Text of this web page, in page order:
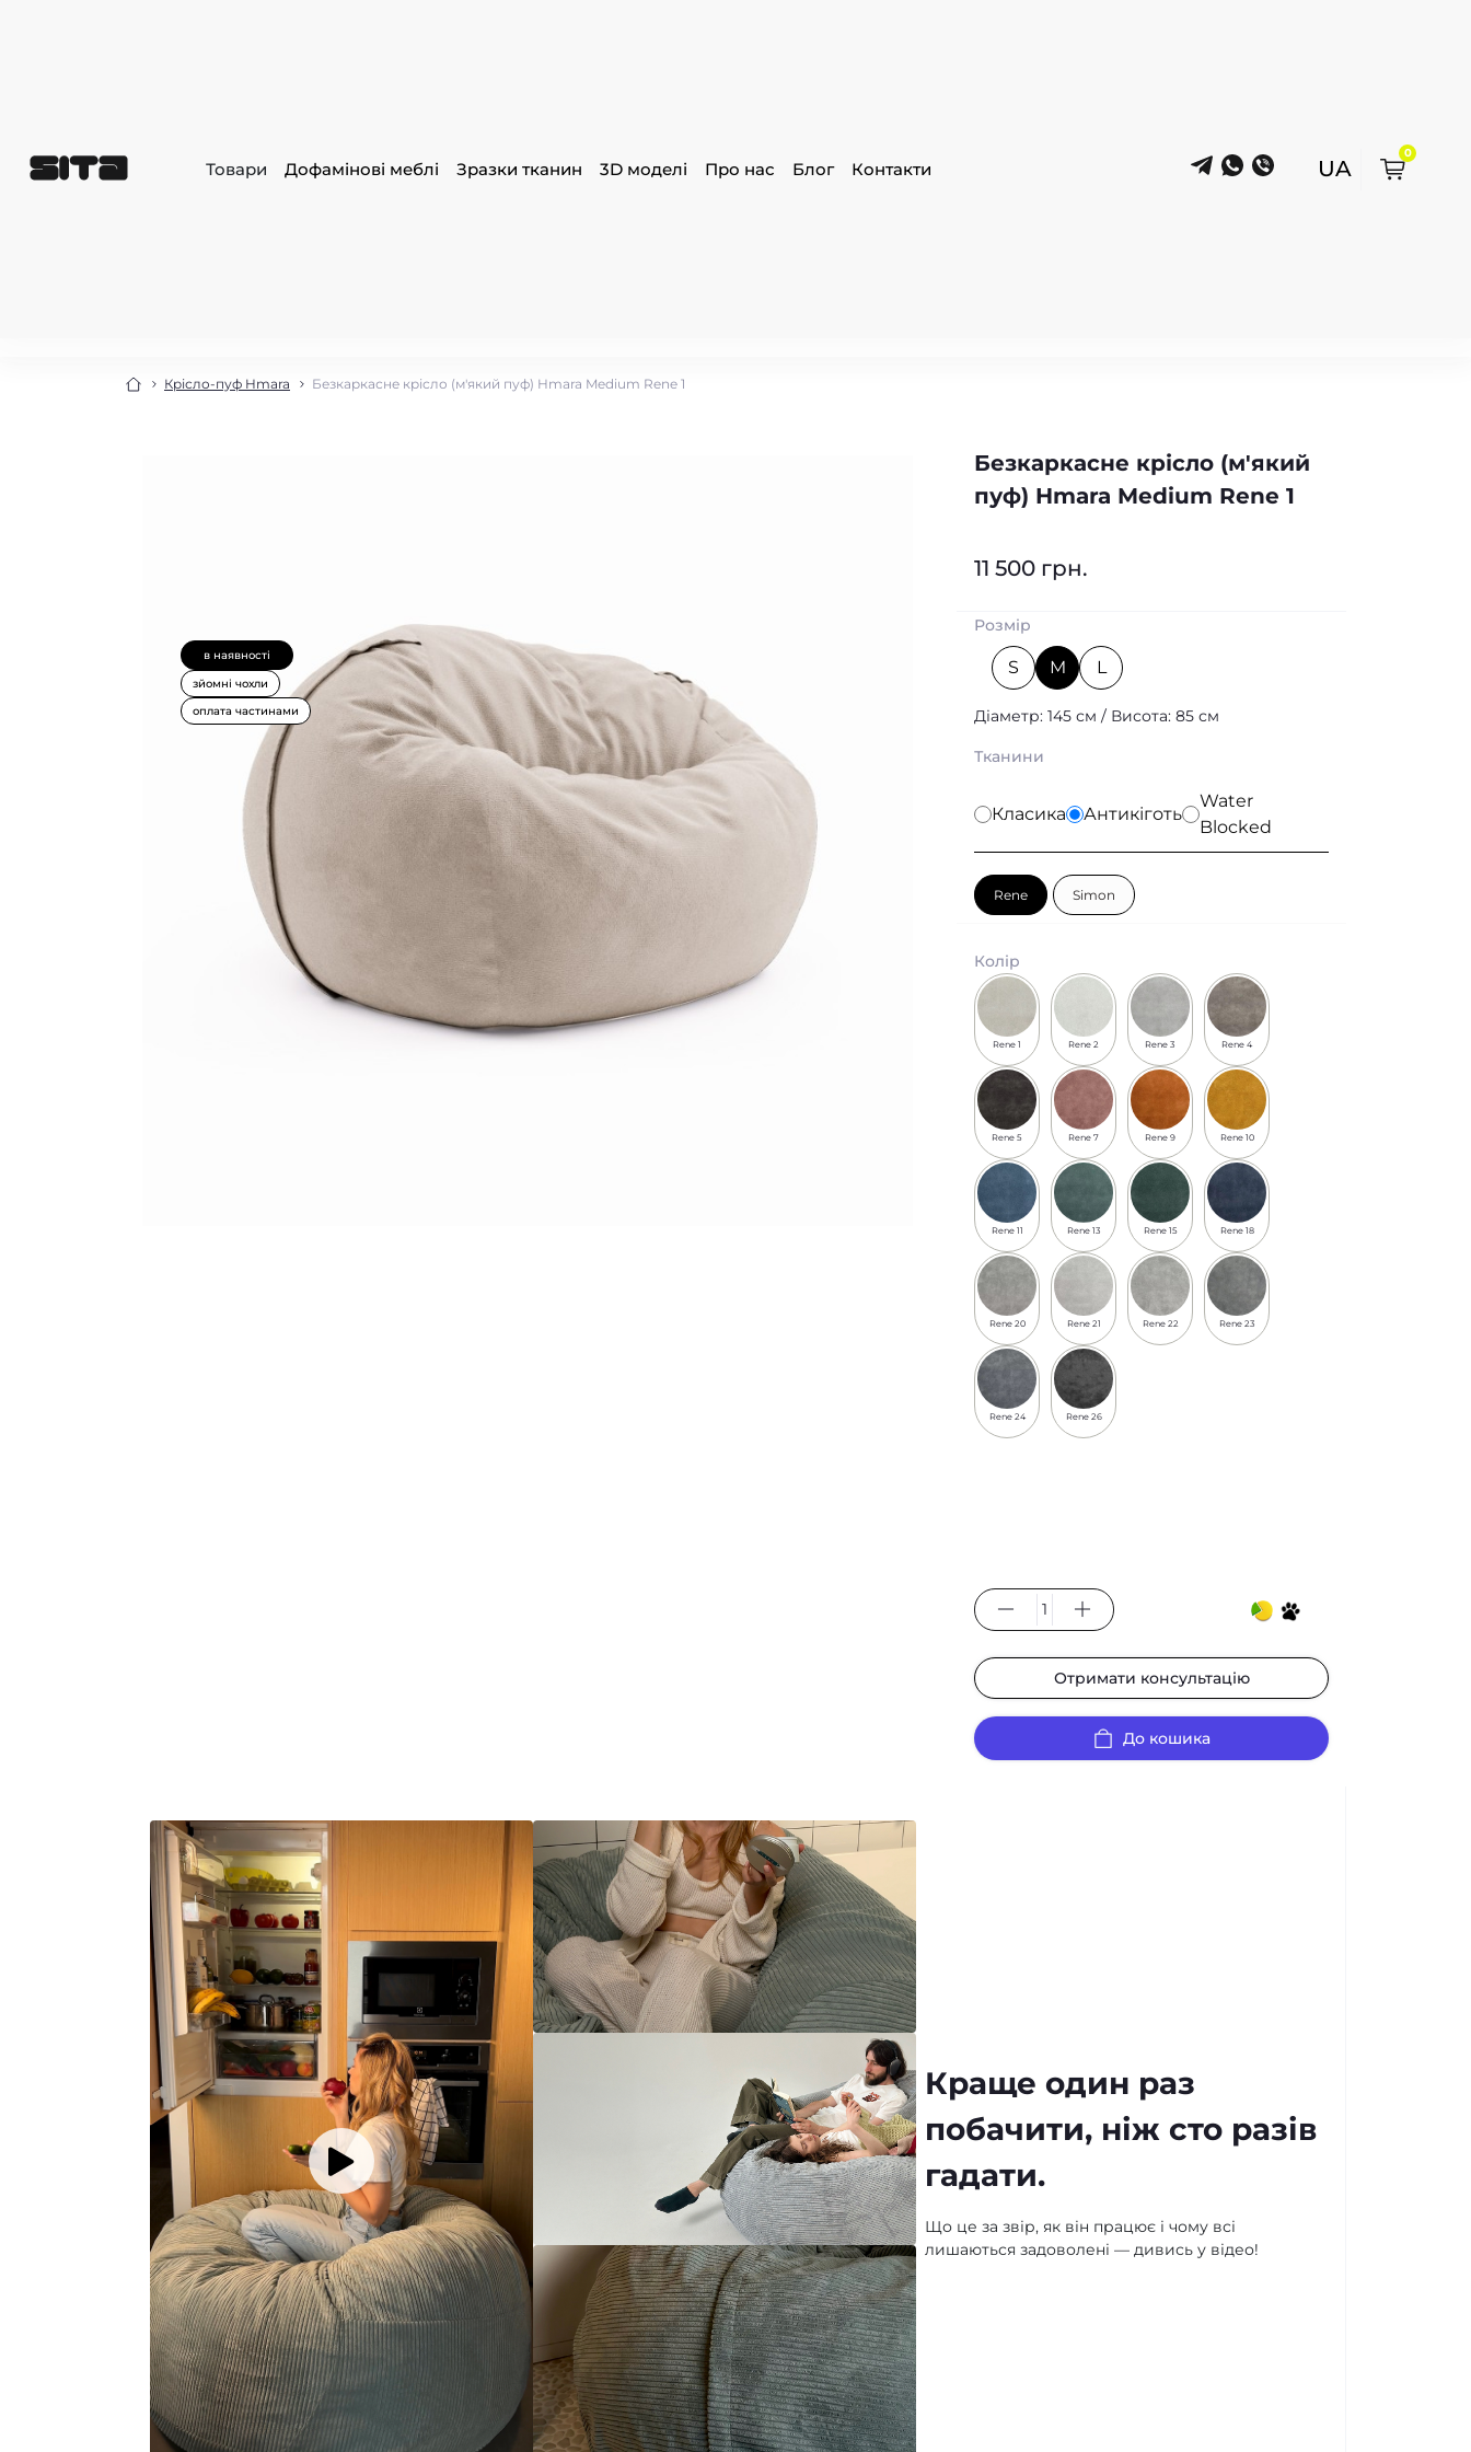
Товари Дофамінові меблі Зразки тканин 3D моделі Про нас Блог Контакти
0
Крісло-пуф Hmara Безкаркасне крісло (м'який пуф) Hmara Medium Rene 1
в наявності
зйомні чохли
оплата частинами
Безкаркасне крісло (м'який
пуф) Hmara Medium Rene 1
11 500 грн.
Розмір
S M L
Діаметр: 145 см / Висота: 85 см
Тканини
Класика Антикіготь
Water
Blocked
Rene Simon
Колір
Rene 1 Rene 2 Rene 3 Rene 4
Rene 5 Rene 7 Rene 9 Rene 10
Rene 11 Rene 13 Rene 15 Rene 18
Rene 20 Rene 21 Rene 22 Rene 23
Rene 24 Rene 26
Отримати консультацію
До кошика
Краще один раз
побачити, ніж сто разів
гадати.
Що це за звір, як він працює і чому всі
лишаються задоволені — дивись у відео!